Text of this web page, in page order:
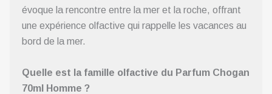
évoque la rencontre entre la mer et la roche, offrant
une expérience olfactive qui rappelle les vacances au
bord de la mer.
Quelle est la famille olfactive du Parfum Chogan
70ml Homme ?